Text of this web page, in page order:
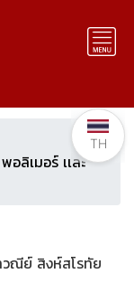
ลิเมอร์ เเละ
วณีย์ สิงห์สโรทัย
TH